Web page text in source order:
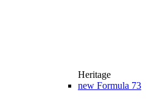
Heritage
new Formula 73